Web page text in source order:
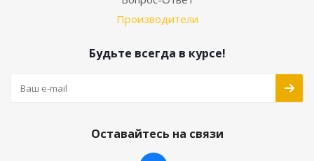
Производители
Будьте всегда в курсе!
Оставайтесь на связи